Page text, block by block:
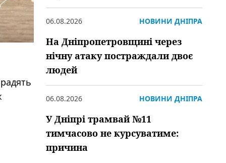
06.08.2026 НОВИНИ ДНІПРА
На Дніпропетровщині через
нічну атаку постраждали двоє
людей
06.08.2026 НОВИНИ ДНІПРА
У Дніпрі трамвай №11
тимчасово не курсуватиме:
причина